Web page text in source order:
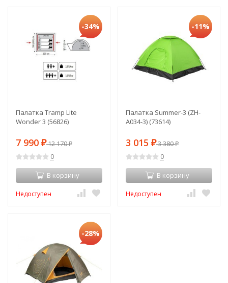
-34%
Палатка Tramp Lite
Wonder 3 (56826)
7 990 ₽12 170₽
0
В корзину
Недоступен
-11%
Палатка Summer-3 (ZH-
A034-3) (73614)
3 015 ₽3 380₽
0
В корзину
Недоступен
-28%